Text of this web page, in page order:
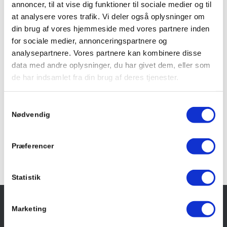
annoncer, til at vise dig funktioner til sociale medier og til
at analysere vores trafik. Vi deler også oplysninger om
din brug af vores hjemmeside med vores partnere inden
for sociale medier, annonceringspartnere og
analysepartnere. Vores partnere kan kombinere disse
data med andre oplysninger, du har givet dem, eller som
de har indsamlet fra din brug af deres tjenester.
Nødvendig
Præferencer
Statistik
Marketing
sandkassen bør være fint sand med en kornstørrelse på 0-2
mm. Derudover bør det være vasket, så det ikke indeholder ler,
da ler kan smitte farve af på tøjet. Typisk vil produktet også gå
under navnet Strandsand.
Vil du gerne købe billigt sandkassesand, kan du med fordel
købe sand i løsvægt. Kiloprisen er markant lavere ved at
bestille sandkassesand på den måde frem for at købe poser
med sand.
direkte på din adresse næste dag – det er nemt og hurtigt.